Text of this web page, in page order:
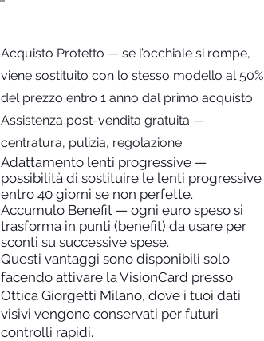
Acquisto Protetto — se l’occhiale si rompe,
viene sostituito con lo stesso modello al 50%
del prezzo entro 1 anno dal primo acquisto.
Assistenza post-vendita gratuita —
centratura, pulizia, regolazione.
Adattamento lenti progressive —
possibilità di sostituire le lenti progressive
entro 40 giorni se non perfette.
Accumulo Benefit — ogni euro speso si
trasforma in punti (benefit) da usare per
sconti su successive spese.
Questi vantaggi sono disponibili solo
facendo attivare la VisionCard presso
Ottica Giorgetti Milano, dove i tuoi dati
visivi vengono conservati per futuri
controlli rapidi.